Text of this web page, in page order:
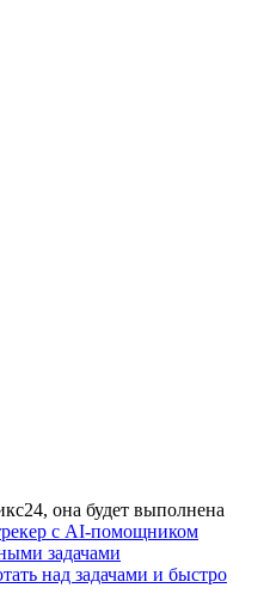
она будет выполнена
с AI-помощником
задачами
над задачами и быстро